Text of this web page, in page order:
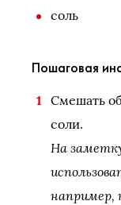
соль
Пошаговая
Смешать
соли.
На
например,